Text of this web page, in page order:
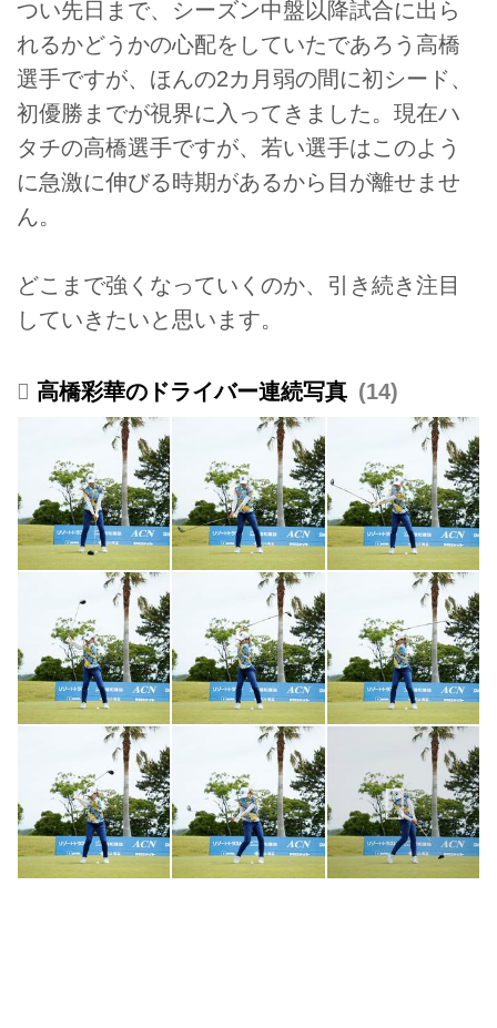
つい先日まで、シーズン中盤以降試合に出ら
れるかどうかの心配をしていたであろう高橋
選手ですが、ほんの2カ月弱の間に初シード、
初優勝までが視界に入ってきました。現在ハ
タチの高橋選手ですが、若い選手はこのよう
に急激に伸びる時期があるから目が離せませ
ん。
どこまで強くなっていくのか、引き続き注目
していきたいと思います。
高橋彩華のドライバー連続写真 14